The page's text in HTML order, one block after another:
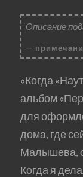
Описание
«Когда
альбом
для
дома, где
Малышева,
Когда я